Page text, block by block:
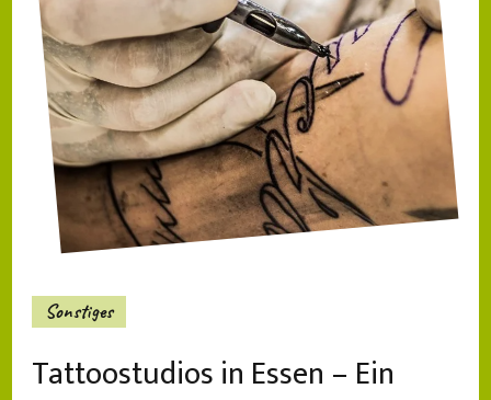
Sonstiges
Tattoostudios in Essen – Ein